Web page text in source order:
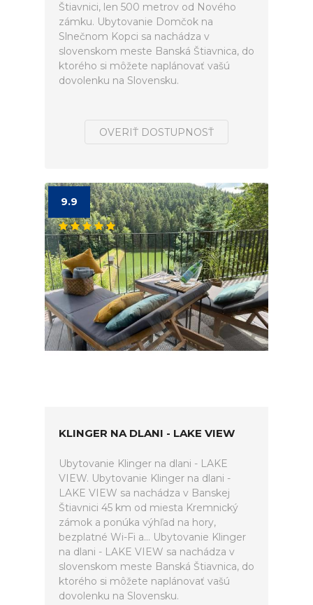
Štiavnici, len 500 metrov od Nového
zámku. Ubytovanie Domčok na
Slnečnom Kopci sa nachádza v
slovenskom meste Banská Štiavnica, do
ktorého si môžete naplánovať vašú
dovolenku na Slovensku.
OVERIŤ DOSTUPNOSŤ
9.9
KLINGER NA DLANI - LAKE VIEW
Ubytovanie Klinger na dlani - LAKE
VIEW. Ubytovanie Klinger na dlani -
LAKE VIEW sa nachádza v Banskej
Štiavnici 45 km od miesta Kremnický
zámok a ponúka výhľad na hory,
bezplatné Wi-Fi a... Ubytovanie Klinger
na dlani - LAKE VIEW sa nachádza v
slovenskom meste Banská Štiavnica, do
ktorého si môžete naplánovať vašú
dovolenku na Slovensku.